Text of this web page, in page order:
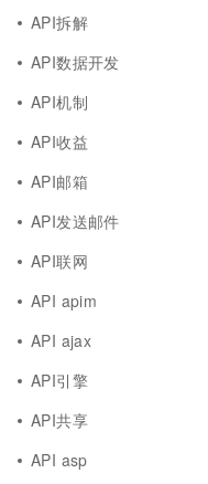
API拆解
API数据开发
API机制
API收益
API邮箱
API发送邮件
API联网
API apim
API ajax
API引擎
API共享
API asp